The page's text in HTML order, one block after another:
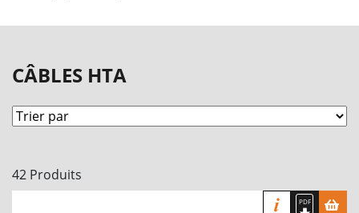
CÂBLES HTA
42 Produits